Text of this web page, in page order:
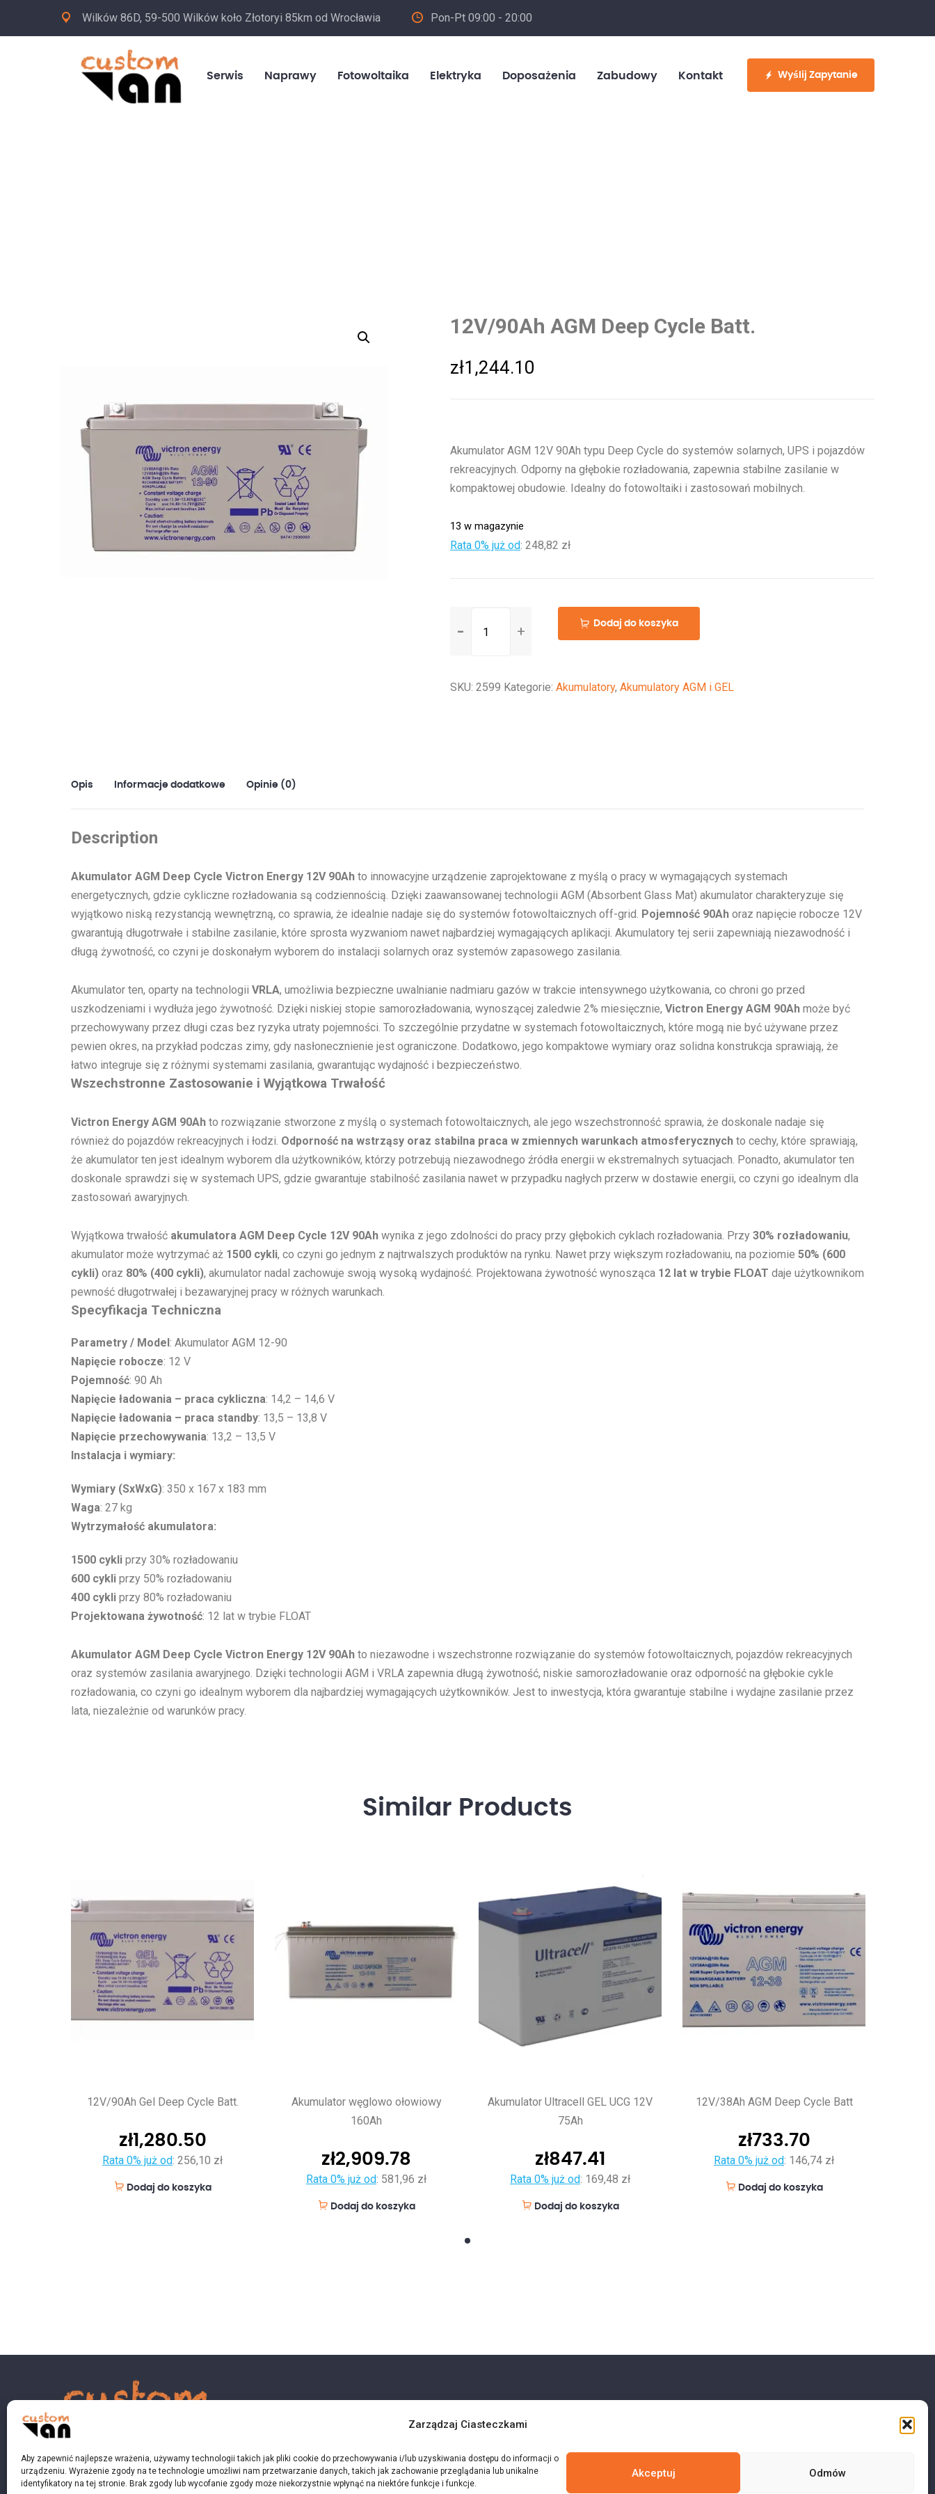
Zarządzaj Ciasteczkami
Aby zapewnić najlepsze wrażenia, używamy technologii takich jak pliki cookie do przechowywania i/lub uzyskiwania dostępu do informacji o
urządzeniu. Wyrażenie zgody na te technologie umożliwi nam przetwarzanie danych, takich jak zachowanie przeglądania lub unikalne
identyfikatory na tej stronie. Brak zgody lub wycofanie zgody może niekorzystnie wpłynąć na niektóre funkcje i funkcje.
Akceptuj Odmów
Wilków 86D, 59-500 Wilków koło Złotoryi 85km od Wrocławia Pon-Pt 09:00 - 20:00
530 886 214
Serwis Naprawy Fotowoltaika Elektryka Doposażenia Zabudowy Kontakt Wyślij Zapytanie
12V/90Ah AGM Deep Cycle Batt.
zł1,244.10
Akumulator AGM 12V 90Ah typu Deep Cycle do systemów solarnych, UPS i pojazdów
rekreacyjnych. Odporny na głębokie rozładowania, zapewnia stabilne zasilanie w
kompaktowej obudowie. Idealny do fotowoltaiki i zastosowań mobilnych.
13 w magazynie
Rata 0% już od: 248,82 zł
12V/90Ah
Cycle
Dodaj do koszyka
SKU: 2599 Kategorie: Akumulatory, Akumulatory AGM i GEL
Opis Informacje dodatkowe Opinie (0)
Description
Akumulator AGM Deep Cycle Victron Energy 12V 90Ah to innowacyjne urządzenie zaprojektowane z myślą o pracy w wymagających systemach
energetycznych, gdzie cykliczne rozładowania są codziennością. Dzięki zaawansowanej technologii AGM (Absorbent Glass Mat) akumulator charakteryzuje się
wyjątkowo niską rezystancją wewnętrzną, co sprawia, że idealnie nadaje się do systemów fotowoltaicznych off-grid. Pojemność 90Ah oraz napięcie robocze 12V
gwarantują długotrwałe i stabilne zasilanie, które sprosta wyzwaniom nawet najbardziej wymagających aplikacji. Akumulatory tej serii zapewniają niezawodność i
długą żywotność, co czyni je doskonałym wyborem do instalacji solarnych oraz systemów zapasowego zasilania.
Akumulator ten, oparty na technologii VRLA, umożliwia bezpieczne uwalnianie nadmiaru gazów w trakcie intensywnego użytkowania, co chroni go przed
uszkodzeniami i wydłuża jego żywotność. Dzięki niskiej stopie samorozładowania, wynoszącej zaledwie 2% miesięcznie, Victron Energy AGM 90Ah może być
przechowywany przez długi czas bez ryzyka utraty pojemności. To szczególnie przydatne w systemach fotowoltaicznych, które mogą nie być używane przez
pewien okres, na przykład podczas zimy, gdy nasłonecznienie jest ograniczone. Dodatkowo, jego kompaktowe wymiary oraz solidna konstrukcja sprawiają, że
łatwo integruje się z różnymi systemami zasilania, gwarantując wydajność i bezpieczeństwo.
Wszechstronne Zastosowanie i Wyjątkowa Trwałość
Victron Energy AGM 90Ah to rozwiązanie stworzone z myślą o systemach fotowoltaicznych, ale jego wszechstronność sprawia, że doskonale nadaje się
również do pojazdów rekreacyjnych i łodzi. Odporność na wstrząsy oraz stabilna praca w zmiennych warunkach atmosferycznych to cechy, które sprawiają,
że akumulator ten jest idealnym wyborem dla użytkowników, którzy potrzebują niezawodnego źródła energii w ekstremalnych sytuacjach. Ponadto, akumulator ten
doskonale sprawdzi się w systemach UPS, gdzie gwarantuje stabilność zasilania nawet w przypadku nagłych przerw w dostawie energii, co czyni go idealnym dla
zastosowań awaryjnych.
Wyjątkowa trwałość akumulatora AGM Deep Cycle 12V 90Ah wynika z jego zdolności do pracy przy głębokich cyklach rozładowania. Przy 30% rozładowaniu,
akumulator może wytrzymać aż 1500 cykli, co czyni go jednym z najtrwalszych produktów na rynku. Nawet przy większym rozładowaniu, na poziomie 50% (600
cykli) oraz 80% (400 cykli), akumulator nadal zachowuje swoją wysoką wydajność. Projektowana żywotność wynosząca 12 lat w trybie FLOAT daje użytkownikom
pewność długotrwałej i bezawaryjnej pracy w różnych warunkach.
Specyfikacja Techniczna
Parametry / Model: Akumulator AGM 12-90
Napięcie robocze: 12 V
Pojemność: 90 Ah
Napięcie ładowania – praca cykliczna: 14,2 – 14,6 V
Napięcie ładowania – praca standby: 13,5 – 13,8 V
Napięcie przechowywania: 13,2 – 13,5 V
Instalacja i wymiary:
Wymiary (SxWxG): 350 x 167 x 183 mm
Waga: 27 kg
Wytrzymałość akumulatora:
1500 cykli przy 30% rozładowaniu
600 cykli przy 50% rozładowaniu
400 cykli przy 80% rozładowaniu
Projektowana żywotność: 12 lat w trybie FLOAT
Akumulator AGM Deep Cycle Victron Energy 12V 90Ah to niezawodne i wszechstronne rozwiązanie do systemów fotowoltaicznych, pojazdów rekreacyjnych
oraz systemów zasilania awaryjnego. Dzięki technologii AGM i VRLA zapewnia długą żywotność, niskie samorozładowanie oraz odporność na głębokie cykle
rozładowania, co czyni go idealnym wyborem dla najbardziej wymagających użytkowników. Jest to inwestycja, która gwarantuje stabilne i wydajne zasilanie przez
lata, niezależnie od warunków pracy.
Similar Products
12V/90Ah Gel Deep Cycle Batt.
zł1,280.50
Rata 0% już od: 256,10 zł
Dodaj do koszyka
Akumulator węglowo ołowiowy
160Ah
zł2,909.78
Rata 0% już od: 581,96 zł
Dodaj do koszyka
Akumulator Ultracell GEL UCG 12V
75Ah
zł847.41
Rata 0% już od: 169,48 zł
Dodaj do koszyka
12V/38Ah AGM Deep Cycle Batt
zł733.70
Rata 0% już od: 146,74 zł
Dodaj do koszyka